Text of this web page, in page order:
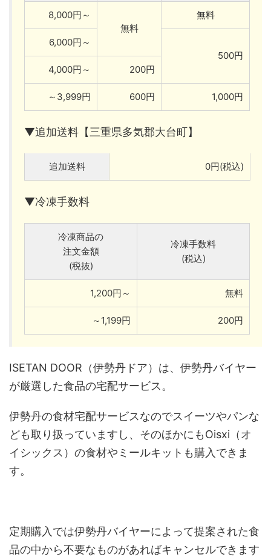
8,000円～
無料
無料
6,000円～
500円
4,000円～
200円
～3,999円 600円 1,000円
▼追加送料【三重県多気郡大台町】
追加送料 0円(税込)
▼冷凍手数料
冷凍商品の
注文金額
(税抜)
冷凍手数料
(税込)
1,200円～ 無料
～1,199円 200円
ISETAN DOOR（伊勢丹ドア）は、伊勢丹バイヤー
が厳選した食品の宅配サービス。
伊勢丹の食材宅配サービスなのでスイーツやパンな
ども取り扱っていますし、そのほかにもOisxi（オ
イシックス）の食材やミールキットも購入できま
す。
定期購入では伊勢丹バイヤーによって提案された食
品の中から不要なものがあればキャンセルできます